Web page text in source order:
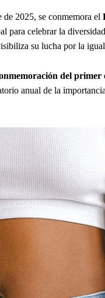
de 2025, se conmemora el
para celebrar la
su lucha por la
del primer
anual de la